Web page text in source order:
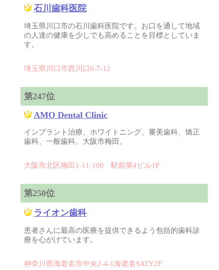
石川歯科医院
埼玉県川口市の石川歯科医院です。お口を通して地域
の人達の健康を少しでも高めることを目標としていま
す。
埼玉県川口市西川口6-7-12
第247位
AMO Dental Clinic
インプラント治療、ホワイトニング、審美歯科、矯正
歯科、一般歯科。大阪市梅田。
大阪市北区梅田1-11-100 駅前第4ビル1F
第250位
ライオン歯科
患者さんに最高の医療を提供できるよう包括的歯科診
療を心がけています。
神奈川県海老名市中央2-4-1海老名SATY2F